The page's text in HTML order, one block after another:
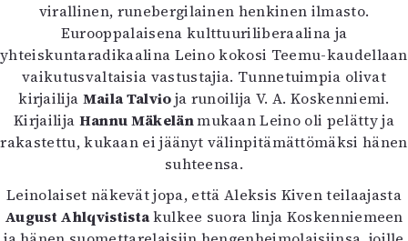
virallinen, runebergilainen henkinen ilmasto.
Eurooppalaisena kulttuuriliberaalina ja
yhteiskuntaradikaalina Leino kokosi Teemu-kaudellaan
vaikutusvaltaisia vastustajia. Tunnetuimpia olivat
kirjailija Maila Talvioja runoilija V. A. Koskenniemi.
Kirjailija Hannu Mäkelänmukaan Leino oli pelätty ja
rakastettu, kukaan ei jäänyt välinpitämättömäksi hänen
suhteensa.
Leinolaiset näkevät jopa, että Aleksis Kiven teilaajasta
August Ahlqvististakulkee suora linja Koskenniemeen